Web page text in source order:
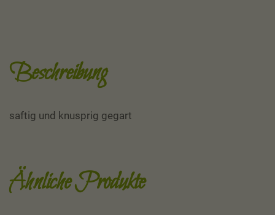
Beschreibung
saftig und knusprig gegart
Ähnliche Produkte